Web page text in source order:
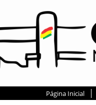
Página Inicial